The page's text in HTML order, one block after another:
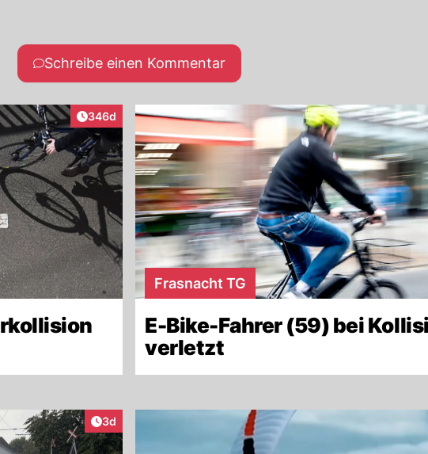
Schreibe einen Kommentar
Artikel veröffentlicht:
346d
Frasnacht TG
E-Bike-Fahrer (59) bei
verletzt
Artikel veröffentlicht:
3d